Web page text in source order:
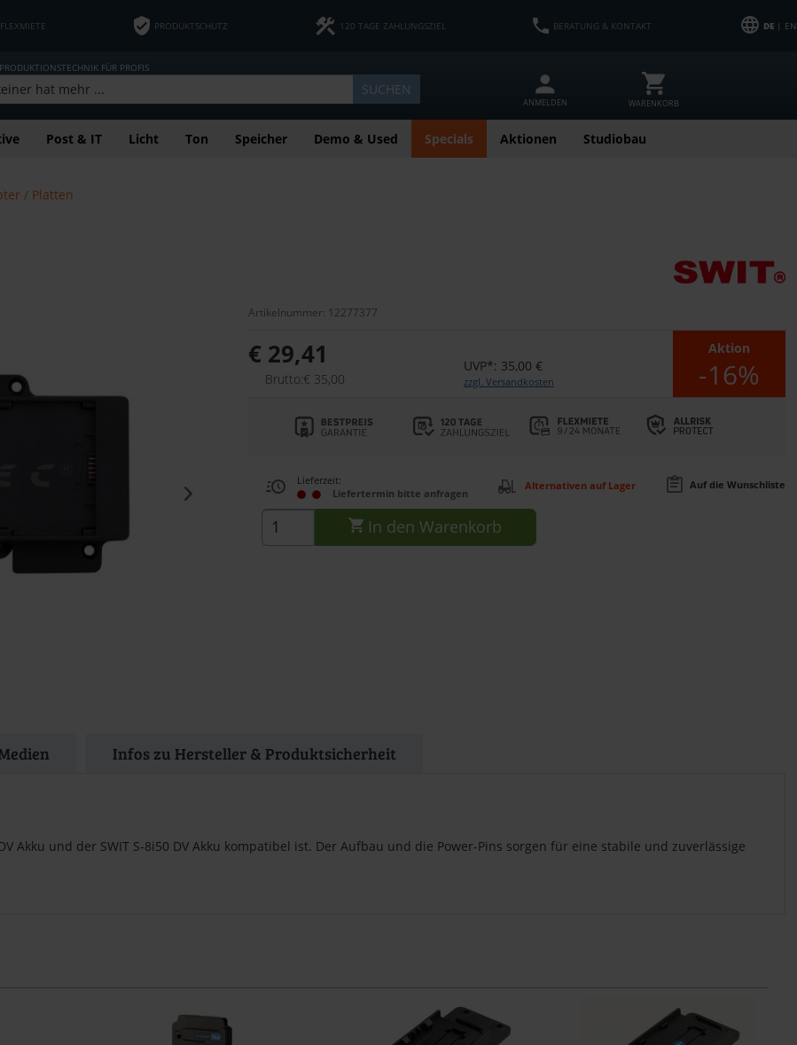
FLEXMIETE PRODUKTSCHUTZ 120 TAGE ZAHLUNGSZIEL BERATUNG & KONTAKT DE| EN
FÜR PROFIS
SUCHEN
ANMELDEN WARENKORB
Post & IT Licht Ton Speicher Demo & Used Specials Aktionen Studiobau
/ Platten
Artikelnummer: 12277377
€ 29,41
Brutto:€ 35,00
UVP*: 35,00 €
zzgl. Versandkosten
Aktion
-16%
Lieferzeit:
Liefertermin bitte anfragen
Alternativen auf Lager Auf die Wunschliste
In den Warenkorb
Infos zu Hersteller & Produktsicherheit
Akku und der SWIT S-8i50 DV Akku kompatibel ist. Der Aufbau und die Power-Pins sorgen für eine stabile und zuverlässige